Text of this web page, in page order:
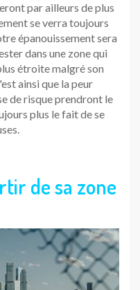
par ailleurs de plus
se verra toujours
épanouissement sera
dans une zone qui
étroite malgré son
ainsi que la peur
de risque prendront le
plus le fait de se
de sa zone